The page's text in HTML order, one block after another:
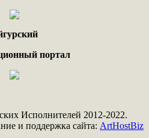
портал
Исполнителей 2012-2022.
и поддержка сайта: ArtHostBiz